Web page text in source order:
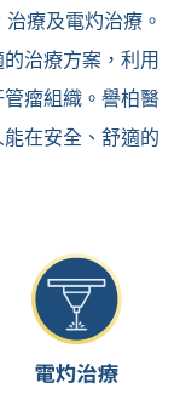
療及電灼治療。
治療方案，利用
瘤組織。譽柏醫
在安全、舒適的